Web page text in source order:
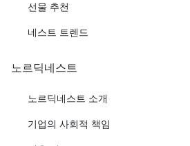
선물 추천
네스트 트렌드
노르딕네스트
노르딕네스트 소개
기업의 사회적 책임